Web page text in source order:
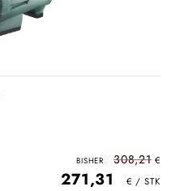
308,21
271,31